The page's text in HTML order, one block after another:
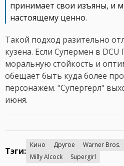
принимает свои изъяны, и
настоящему ценно.
Такой подход разительно
кузена. Если Супермен в
моральную стойкость и
обещает быть куда более
персонажем. "Супергёрл"
июня.
Тэги:
Кино Другое Warner Bros.
Milly Alcock
Supergirl